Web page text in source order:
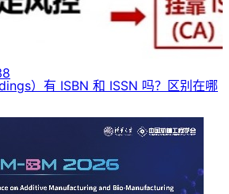
）有 ISBN 和 ISSN 吗？区别在哪